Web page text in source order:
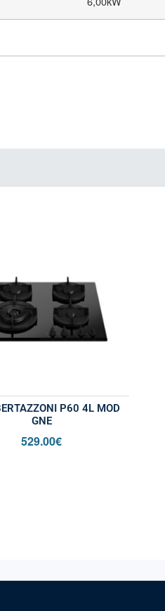
P60 4L MOD
GNE
529.00€